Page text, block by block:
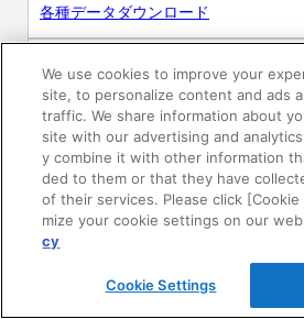
各種データダウンロード
WEB見積・各種シミュレーション
交換用部品の購入
修理・点検
お問い合わせ
We use cookies to improve your
site, to personalize content and ads
traffic. We share information about
site with our advertising and
y combine it with other information
ded to them or that they have
of their services. Please click
mize your cookie settings on our
cy
Cookie Settings